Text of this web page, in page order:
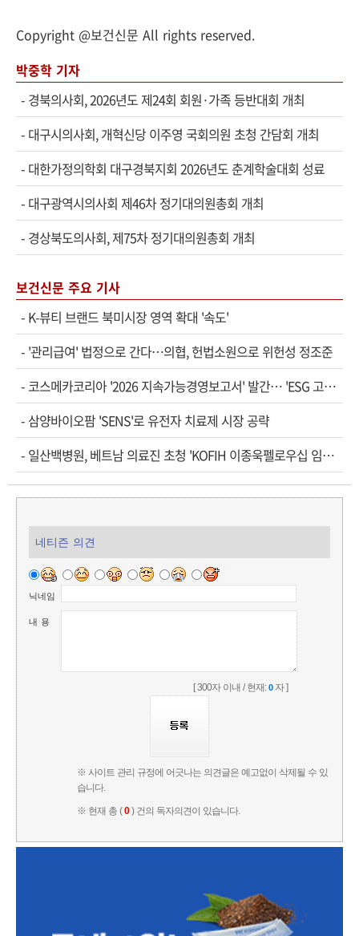
Copyright @보건신문 All rights reserved.
박중학 기자
- 경북의사회, 2026년도 제24회 회원·가족 등반대회 개최
- 대구시의사회, 개혁신당 이주영 국회의원 초청 간담회 개최
- 대한가정의학회 대구경북지회 2026년도 춘계학술대회 성료
- 대구광역시의사회 제46차 정기대의원총회 개최
- 경상북도의사회, 제75차 정기대의원총회 개최
보건신문 주요 기사
- K-뷰티 브랜드 북미시장 영역 확대 '속도'
- '관리급여' 법정으로 간다…의협, 헌법소원으로 위헌성 정조준
- 코스메카코리아 '2026 지속가능경영보고서' 발간… 'ESG 고…
- 삼양바이오팜 'SENS'로 유전자 치료제 시장 공략
- 일산백병원, 베트남 의료진 초청 'KOFIH 이종욱펠로우십 임…
네티즌 의견
닉네임
내 용
[ 300자 이내 / 현재:0자 ]
※ 사이트 관리 규정에 어긋나는 의견글은 예고없이 삭제될 수 있
습니다.
※ 현재 총 (0) 건의 독자의견이 있습니다.